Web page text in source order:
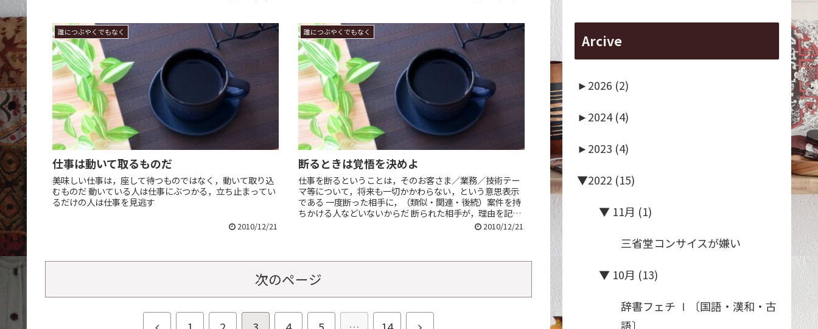
誰につぶやくでもなく
仕事は動いて取るものだ
美味しい仕事は，座して待つものではなく，動いて取り込
むものだ 動いている人は仕事にぶつかる，立ち止まってい
るだけの人は仕事を見逃す
2010/12/21
誰につぶやくでもなく
断るときは覚悟を決めよ
仕事を断るということは，そのお客さま／業務／技術テー
マ等について，将来も一切かかわらない，という意思表示
である 一度断った相手に，（類似・関連・後続）案件を持
ちかける人などいないからだ 断られた相手が，理由を記憶
2010/12/21
次のページ
Arcive
►2026 (2)
►2024 (4)
►2023 (4)
▼2022 (15)
▼ 11月 (1)
三省堂コンサイスが嫌い
▼ 10月 (13)
辞書フェチ Ⅰ〔国語・漢和・古
語〕